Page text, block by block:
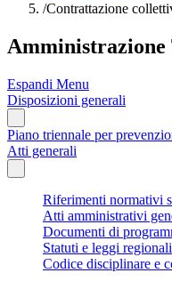
/Contrattazione
Amministrazione
Espandi Menu
Disposizioni generali
Piano triennale per
Atti generali
Riferimenti normativi
Atti amministrativi
Documenti di
Statuti e leggi regionali
Codice disciplinare e